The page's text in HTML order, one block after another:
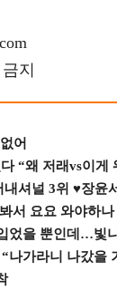
지
어
“왜 저래vs이게
내셔널 3위 ♥장윤
서 요요 와야하나
었을 뿐인데…빛
나가라니 나갔을